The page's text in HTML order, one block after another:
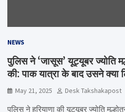
NEWS
पुलिस ने ‘जासूस’ यूट्यूबर ज्योति
की: पाक यात्रा के बाद उसने क्या
May 21, 2025 Desk Takshakapost
पुलिस ने हरियाणा की यूट्यूबर ज्योति